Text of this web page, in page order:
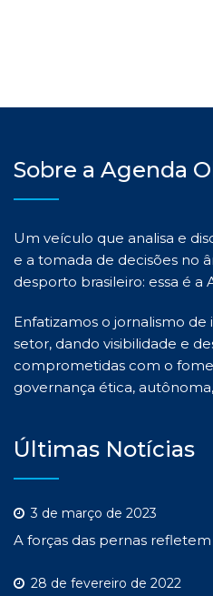
Sobre a Agenda
Um veículo que analisa e
e a tomada de decisões no
desporto brasileiro: essa é a
Enfatizamos o jornalismo
setor, dando visibilidade e
comprometidas com o
governança ética,
Últimas Notícias
3 de março de 2023
A forças das pernas
28 de fevereiro de 2022